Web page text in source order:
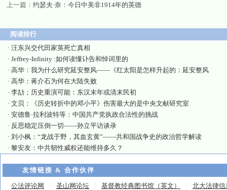
上一篇： 约瑟夫·奈：今日中美非1914年的英德
阅读排行
· 汪东兴交代田家英死亡真相
· Jeffrey-Infinity :如何读懂讣告和悼词里的
· 高华：我为什么研究延安整风——《红太阳是怎样升起的：延安整风
· 高华：蒋介石为何在大陆失败
· 李劼；历史重演可能：东汉末年或清末民初
· 文贝：《历史转折中的邓小平》伤害最大的是中央文献研究室
· 安德鲁·拉利波特等：中国共产党执政合法性的挑战
· 反思稳定压倒一切——孙立平访谈录
· 刘小枫：“龙战于野，其血玄黄”——共和国战争史的政治哲学解读
· 黎安友：中共韧性威权还能维持多久？
友情链接 & 合作伙伴
公法评论网 圣山网论坛 基督教经典图书馆（英文）
北大法律信